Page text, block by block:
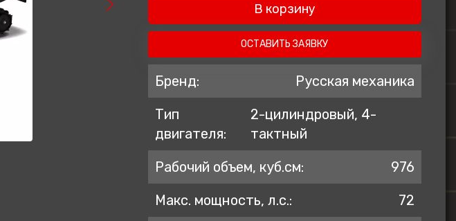
GR
PROGASI
BRP
Regulmoto
В корзину
ОСТАВИТЬ ЗАЯВКУ
Бренд:
Русская механика
Тип
двигателя:
2-цилиндровый, 4-
тактный
Рабочий объем, куб.см:
976
Макс. мощность, л.с.:
72